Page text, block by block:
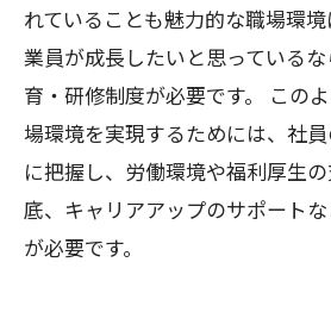
れていることも魅力的な職場環
業員が成長したいと思っている
育・研修制度が必要です。 この
場環境を実現するためには、社
に把握し、労働環境や福利厚生
底、キャリアアップのサポート
が必要です。